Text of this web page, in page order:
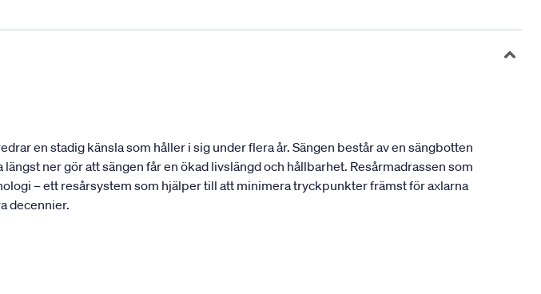
en stadig känsla som håller i sig under flera år. Sängen består av en sängbotten
ner gör att sängen får en ökad livslängd och hållbarhet. Resårmadrassen som
– ett resårsystem som hjälper till att minimera tryckpunkter främst för axlarna
decennier.